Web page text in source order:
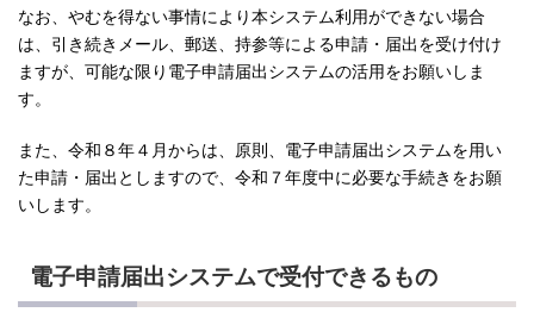
なお、やむを得ない事情により本システム利用ができない場合
は、引き続きメール、郵送、持参等による申請・届出を受け付け
ますが、可能な限り電子申請届出システムの活用をお願いしま
す。
また、令和８年４月からは、原則、電子申請届出システムを用い
た申請・届出としますので、令和７年度中に必要な手続きをお願
いします。
電子申請届出システムで受付できるもの